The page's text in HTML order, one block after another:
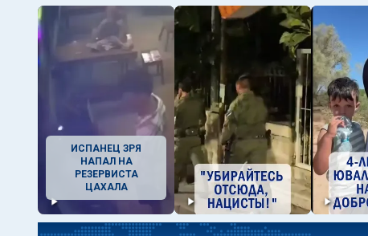
ИСПАНЕЦ ЗРЯ
НАПАЛ НА
РЕЗЕРВИСТА
ЦАХАЛА